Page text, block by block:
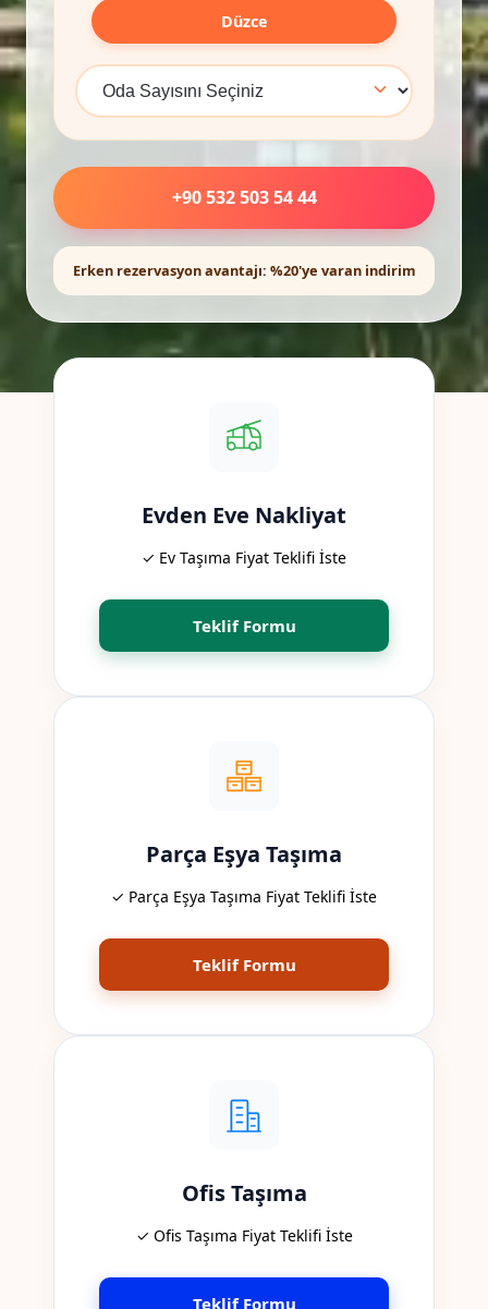
Düzce
+90 532 503 54 44
Erken rezervasyon avantajı: %20'ye varan indirim
Evden Eve Nakliyat
✓ Ev Taşıma Fiyat Teklifi İste
Teklif Formu
Parça Eşya Taşıma
✓ Parça Eşya Taşıma Fiyat Teklifi İste
Teklif Formu
Ofis Taşıma
✓ Ofis Taşıma Fiyat Teklifi İste
Teklif Formu